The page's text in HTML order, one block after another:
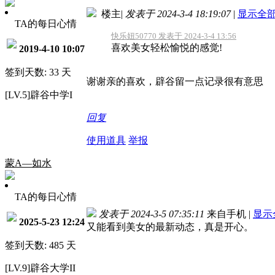
TA的每日心情
2019-4-10 10:07
签到天数: 33 天
[LV.5]辟谷中学I
楼主| 发表于 2024-3-4 18:19:07 | 显示全
快乐妞50770 发表于 2024-3-4 13:56
喜欢美女轻松愉悦的感觉!
谢谢亲的喜欢，辟谷留一点记录很有意思
回复
使用道具 举报
蒙A—如水
TA的每日心情
2025-5-23 12:24
签到天数: 485 天
[LV.9]辟谷大学II
发表于 2024-3-5 07:35:11 来自手机 | 显
又能看到美女的最新动态，真是开心。